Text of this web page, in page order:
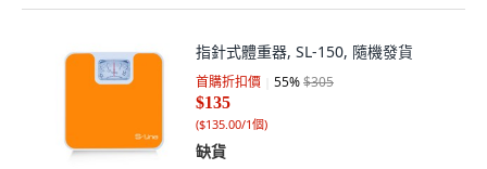
指針式體重器, SL-150, 隨機發貨
首購折扣價 55%$305
$135
($135.00/1個)
缺貨